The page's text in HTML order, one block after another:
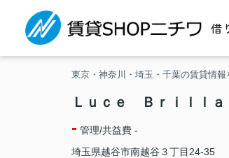
借
東京・神奈川・埼玉・千葉の賃貸情報
Ｌｕｃｅ Ｂｒｉｌｌａ
- 管理/共益費 -
埼玉県越谷市南越谷 ３丁目24-35